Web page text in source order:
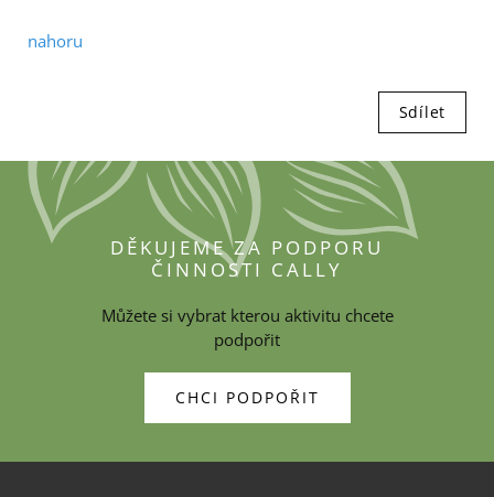
nahoru
Sdílet
DĚKUJEME ZA PODPORU
ČINNOSTI CALLY
Můžete si vybrat kterou aktivitu chcete
podpořit
CHCI PODPOŘIT